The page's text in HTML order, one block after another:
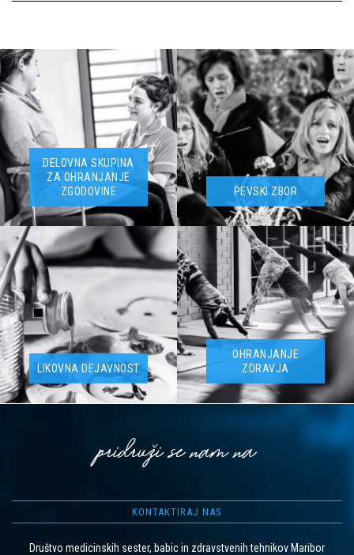
DELOVNA SKUPINA
ZA OHRANJANJE
ZGODOVINE
PEVSKI ZBOR
LIKOVNA DEJAVNOST
OHRANJANJE
ZDRAVJA
pridruži se nam na
KONTAKTIRAJ NAS
Društvo medicinskih sester, babic in zdravstvenih tehnikov Maribor